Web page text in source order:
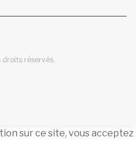
droits réservés.
sur ce site, vous acceptez